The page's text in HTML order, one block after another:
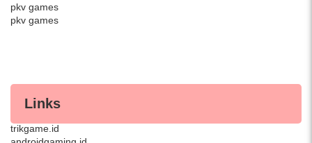
pkv games
pkv games
Links
trikgame.id